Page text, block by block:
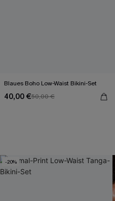
Blaues Boho Low-Waist Bikini-Set
40,00 €50,00 €
-20%